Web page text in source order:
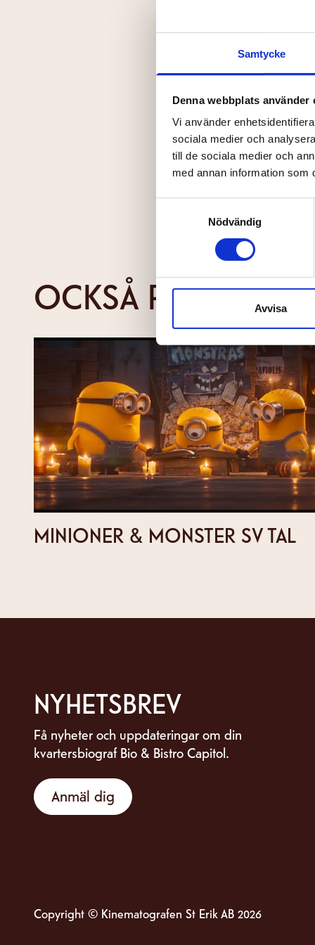
Samtycke
Denna webbplats använder
Vi använder
sociala medier och
till de sociala medier och
med annan information som
Nödvändig
Avvisa
Förnamn
Din e-post
Jag har
OCKSÅ PÅ
MINIONER & MONSTER SV TAL
NYHETSBREV
Få nyheter och uppdateringar om din
kvartersbiograf Bio & Bistro Capitol.
Anmäl dig
Copyright © Kinematografen St Erik AB 2026